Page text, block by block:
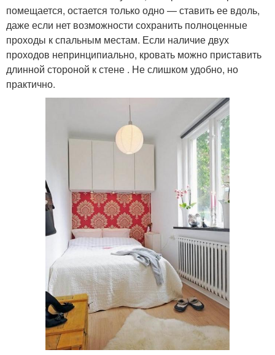
помещается, остается только одно — ставить ее вдоль,
даже если нет возможности сохранить полноценные
проходы к спальным местам. Если наличие двух
проходов непринципиально, кровать можно приставить
длинной стороной к стене . Не слишком удобно, но
практично.